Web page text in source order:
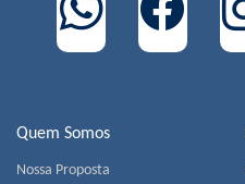
Quem Somos
Nossa Proposta